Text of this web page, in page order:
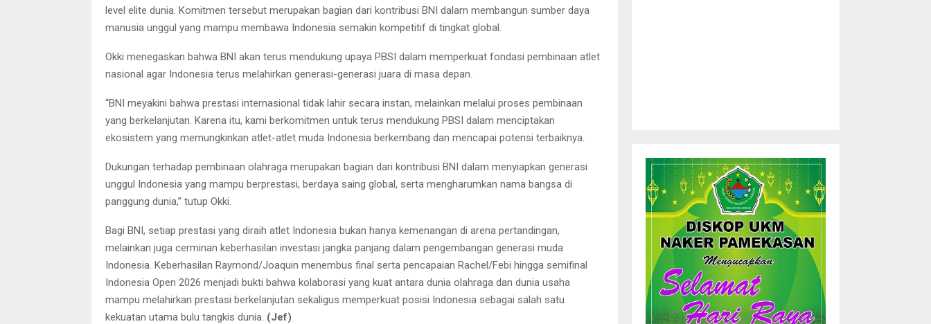
level elite dunia. Komitmen tersebut merupakan bagian dari kontribusi BNI dalam membangun sumber daya
manusia unggul yang mampu membawa Indonesia semakin kompetitif di tingkat global.
Okki menegaskan bahwa BNI akan terus mendukung upaya PBSI dalam memperkuat fondasi pembinaan atlet
nasional agar Indonesia terus melahirkan generasi-generasi juara di masa depan.
“BNI meyakini bahwa prestasi internasional tidak lahir secara instan, melainkan melalui proses pembinaan
yang berkelanjutan. Karena itu, kami berkomitmen untuk terus mendukung PBSI dalam menciptakan
ekosistem yang memungkinkan atlet-atlet muda Indonesia berkembang dan mencapai potensi terbaiknya.
Dukungan terhadap pembinaan olahraga merupakan bagian dari kontribusi BNI dalam menyiapkan generasi
unggul Indonesia yang mampu berprestasi, berdaya saing global, serta mengharumkan nama bangsa di
panggung dunia,” tutup Okki.
Bagi BNI, setiap prestasi yang diraih atlet Indonesia bukan hanya kemenangan di arena pertandingan,
melainkan juga cerminan keberhasilan investasi jangka panjang dalam pengembangan generasi muda
Indonesia. Keberhasilan Raymond/Joaquin menembus final serta pencapaian Rachel/Febi hingga semifinal
Indonesia Open 2026 menjadi bukti bahwa kolaborasi yang kuat antara dunia olahraga dan dunia usaha
mampu melahirkan prestasi berkelanjutan sekaligus memperkuat posisi Indonesia sebagai salah satu
kekuatan utama bulu tangkis dunia. (Jef)